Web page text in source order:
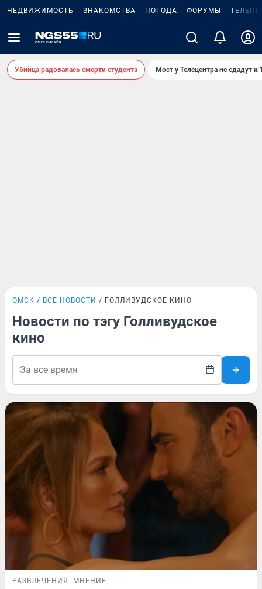
НЕДВИЖИМОСТЬ ЗНАКОМСТВА ПОГОДА ФОРУМЫ
Убийца радовалась смерти студента Мост у Телецентра не сдадут к
ОМСК ВСЕ НОВОСТИ ГОЛЛИВУДСКОЕ КИНО
Новости по тэгу Голливудское
кино
РАЗВЛЕЧЕНИЯ МНЕНИЕ